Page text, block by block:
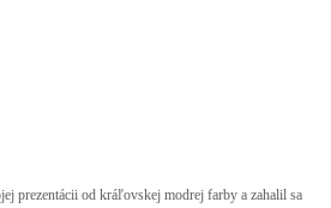
prezentácii od kráľovskej modrej farby a zahalil sa